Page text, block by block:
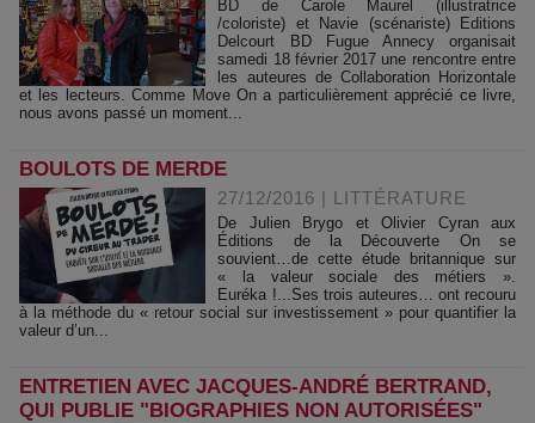
BD de Carole Maurel (illustratrice
/coloriste) et Navie (scénariste) Editions
Delcourt BD Fugue Annecy organisait
samedi 18 février 2017 une rencontre entre
les auteures de Collaboration Horizontale
et les lecteurs. Comme Move On a particulièrement apprécié ce livre,
nous avons passé un moment...
BOULOTS DE MERDE
27/12/2016 | LITTÉRATURE
De Julien Brygo et Olivier Cyran aux
Éditions de la Découverte On se
souvient…de cette étude britannique sur
« la valeur sociale des métiers ».
Euréka !...Ses trois auteures… ont recouru
à la méthode du « retour social sur investissement » pour quantifier la
valeur d’un...
ENTRETIEN AVEC JACQUES-ANDRÉ BERTRAND,
QUI PUBLIE "BIOGRAPHIES NON AUTORISÉES"